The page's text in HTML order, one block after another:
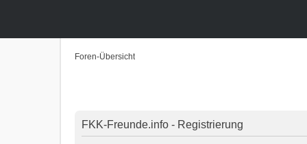
Foren-Übersicht
FKK-Freunde.info - Registrierung